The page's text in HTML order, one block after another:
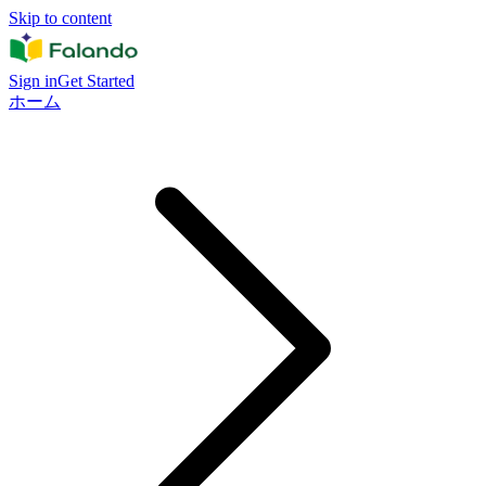
Skip to content
Sign inGet Started
ホーム